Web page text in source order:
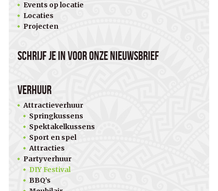
Events op locatie
Locaties
Projecten
Schrijf je in voor onze nieuwsbrief
Verhuur
Attractieverhuur
Springkussens
Spektakelkussens
Sport en spel
Attracties
Partyverhuur
DIY Festival
BBQ’s